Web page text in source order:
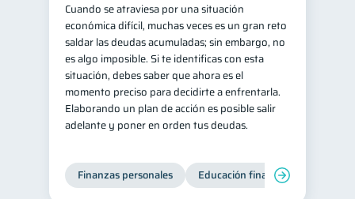
Cuando se atraviesa por una situación
económica difícil, muchas veces es un gran reto
saldar las deudas acumuladas; sin embargo, no
es algo imposible. Si te identificas con esta
situación, debes saber que ahora es el
momento preciso para decidirte a enfrentarla.
Elaborando un plan de acción es posible salir
adelante y poner en orden tus deudas.
Finanzas personales Educación financiera